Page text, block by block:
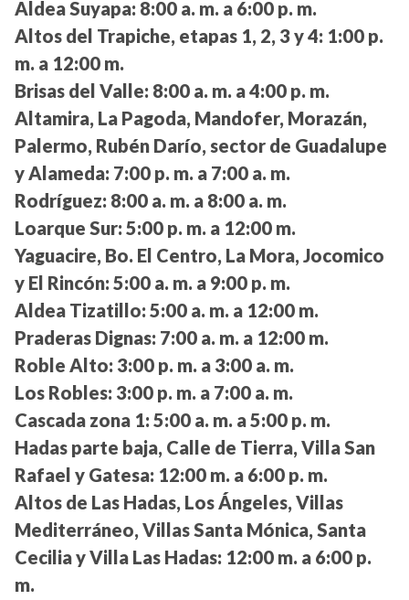
Aldea Suyapa: 8:00 a. m. a 6:00 p. m.
Altos del Trapiche, etapas 1, 2, 3 y 4: 1:00 p.
m. a 12:00 m.
Brisas del Valle: 8:00 a. m. a 4:00 p. m.
Altamira, La Pagoda, Mandofer, Morazán,
Palermo, Rubén Darío, sector de Guadalupe
y Alameda: 7:00 p. m. a 7:00 a. m.
Rodríguez: 8:00 a. m. a 8:00 a. m.
Loarque Sur: 5:00 p. m. a 12:00 m.
Yaguacire, Bo. El Centro, La Mora, Jocomico
y El Rincón: 5:00 a. m. a 9:00 p. m.
Aldea Tizatillo: 5:00 a. m. a 12:00 m.
Praderas Dignas: 7:00 a. m. a 12:00 m.
Roble Alto: 3:00 p. m. a 3:00 a. m.
Los Robles: 3:00 p. m. a 7:00 a. m.
Cascada zona 1: 5:00 a. m. a 5:00 p. m.
Hadas parte baja, Calle de Tierra, Villa San
Rafael y Gatesa: 12:00 m. a 6:00 p. m.
Altos de Las Hadas, Los Ángeles, Villas
Mediterráneo, Villas Santa Mónica, Santa
Cecilia y Villa Las Hadas: 12:00 m. a 6:00 p.
m.